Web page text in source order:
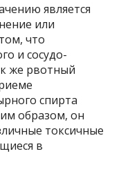
является
или
что
и сосудо-
же рвотный
спирта
образом, он
токсичные
в